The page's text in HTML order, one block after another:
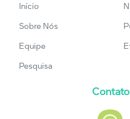
Início
Sobre Nós
Equipe
Pesquisa